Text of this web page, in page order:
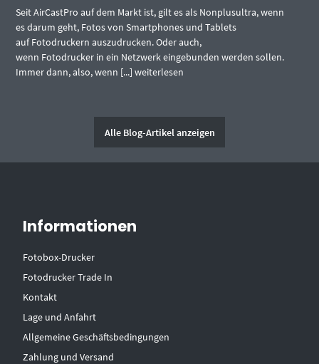
Seit AirCastPro auf dem Markt ist, gilt es als Nonplusultra, wenn
es darum geht, Fotos von Smartphones und Tablets
auf Fotodruckern auszudrucken. Oder auch,
wenn Fotodrucker in ein Netzwerk eingebunden werden sollen.
Immer dann, also, wenn [...]weiterlesen
Alle Blog-Artikel anzeigen
Informationen
Fotobox-Drucker
Fotodrucker Trade In
Kontakt
Lage und Anfahrt
Allgemeine Geschäftsbedingungen
Zahlung und Versand